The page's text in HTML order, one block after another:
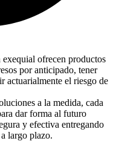
ofrecen productos
por anticipado, tener
actuarialmente el riesgo de
a la medida, cada
dar forma al futuro
y efectiva entregando
largo plazo.